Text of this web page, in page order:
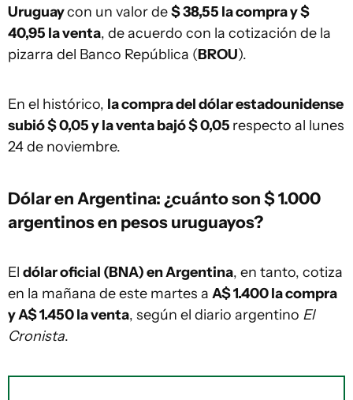
Uruguaycon un valor de$ 38,55 la compra y $
40,95 la venta, de acuerdo con la cotización de la
pizarra del Banco República (BROU).
En el histórico, la compra del dólar estadounidense
subió $ 0,05 y la venta bajó $ 0,05 respecto al lunes
24 de noviembre.
Dólar en Argentina: ¿cuánto son $ 1.000
argentinos en pesos uruguayos?
El dólar oficial (BNA) en Argentina, en tanto, cotiza
en la mañana de este martes a A$ 1.400 la compra
y A$ 1.450 la venta, según el diario argentino El
Cronista.